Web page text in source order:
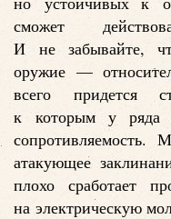
сможет
И не забывайте,
оружие —
всего придется
к которым у ряда
сопротивляемость.
атакующее
плохо сработает
на электрическую